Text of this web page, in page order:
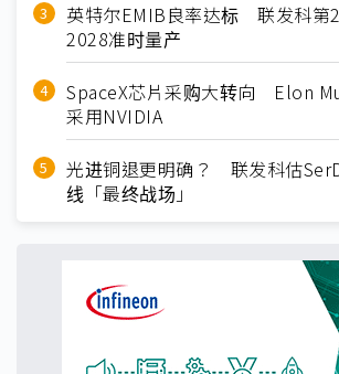
英特尔EMIB良率达标 联发科第
2028准时量产
SpaceX芯片采购大转向 Elon
采用NVIDIA
光进铜退更明确？ 联发科估
线「最终战场」